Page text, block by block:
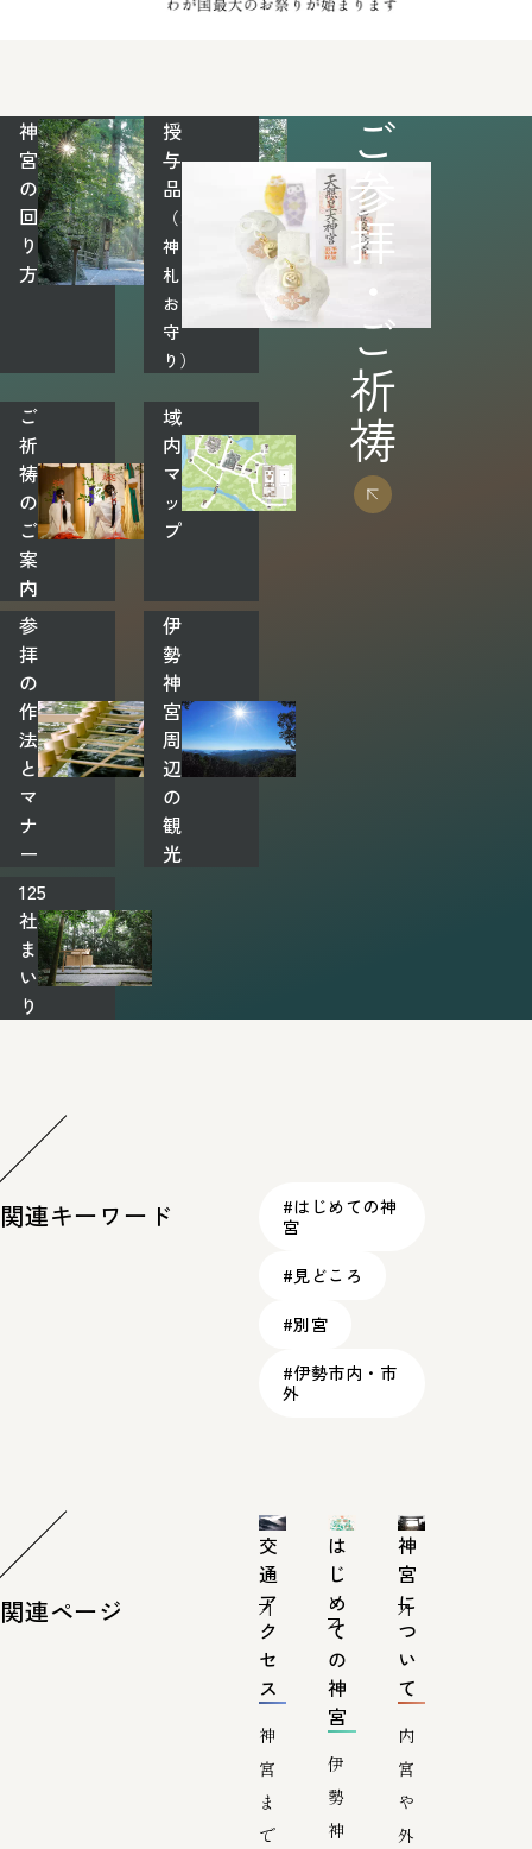
ご参拝・ご祈祷
神
宮
の
回
り
方
授
与
品
（お
神
札・
お
守
り）
ご
祈
祷
の
ご
案
内
域
内
マ
ッ
プ
参
拝
の
作
法
と
マ
ナ
ー
伊
勢
神
宮
周
辺
の
観
光
125
社
ま
い
り
関連キーワード
#はじめての神
宮
#見どころ
#別宮
#伊勢市内・市
外
関連ページ
交
通
ア
ク
セ
ス
神
宮
ま
で
は
じ
め
て
の
神
宮
伊
勢
神
神
宮
に
つ
い
て
内
宮
や
外